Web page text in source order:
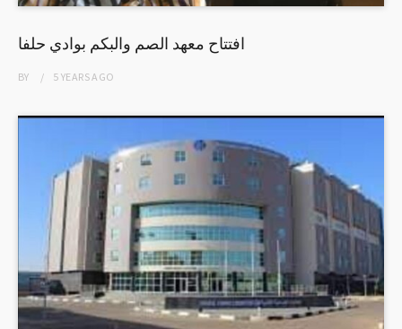
افتتاح معهد الصم والبكم بوادي حلفا
BY 5 YEARSAGO